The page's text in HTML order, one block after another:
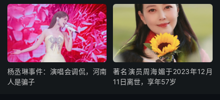
杨丞琳事件：演唱会调侃，河南
人是骗子
著名演员周海媚于2023年12月
11日离世，享年57岁